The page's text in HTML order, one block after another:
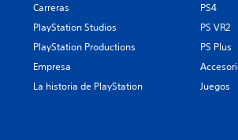
Carreras
PlayStation Studios
PlayStation Productions
Empresa
La historia de PlayStation
PS4
PS VR2
PS Plus
Juegos